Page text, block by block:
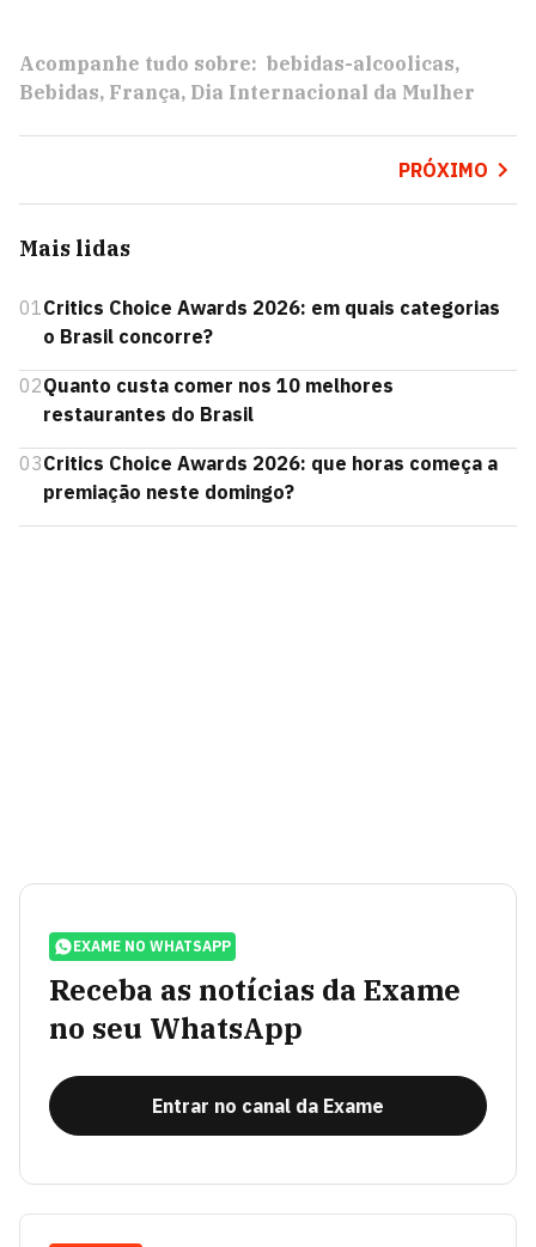
Acompanhe tudo sobre: bebidas-alcoolicas
Bebidas França Dia Internacional da Mulher
PRÓXIMO
Mais lidas
01Critics Choice Awards 2026: em quais categorias
o Brasil concorre?
02Quanto custa comer nos 10 melhores
restaurantes do Brasil
03Critics Choice Awards 2026: que horas começa a
premiação neste domingo?
EXAME NO WHATSAPP
Receba as notícias da Exame
no seu WhatsApp
Entrar no canal da Exame